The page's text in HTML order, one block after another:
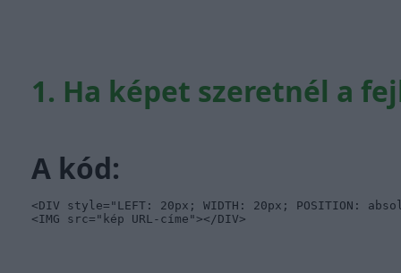
1. Ha képet szeretnél a
A kód:
<DIV style="LEFT: 20px; WIDTH: 20px; POSITION:
<IMG src="kép URL-címe"></DIV>